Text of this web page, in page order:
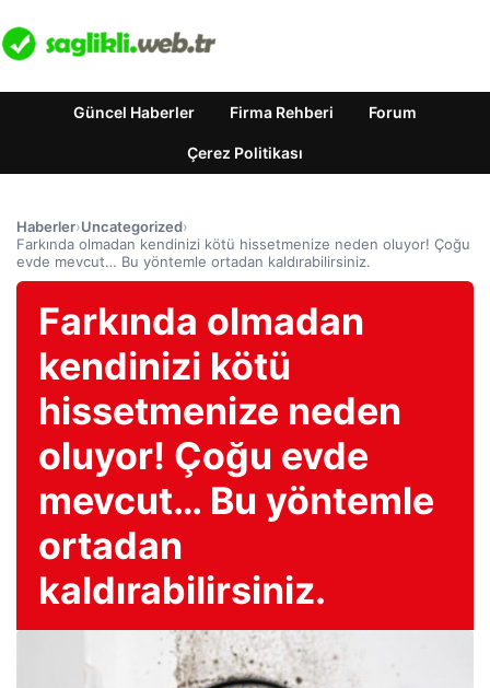
Güncel Haberler Firma Rehberi Forum
Çerez Politikası
Haberler›Uncategorized›
Farkında olmadan kendinizi kötü hissetmenize neden oluyor! Çoğu
evde mevcut… Bu yöntemle ortadan kaldırabilirsiniz.
Farkında olmadan
kendinizi kötü
hissetmenize neden
oluyor! Çoğu evde
mevcut… Bu yöntemle
ortadan
kaldırabilirsiniz.